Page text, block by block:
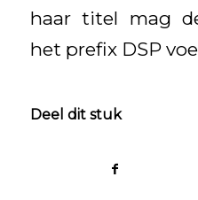
haar titel mag
het prefix DSP
Deel dit stuk